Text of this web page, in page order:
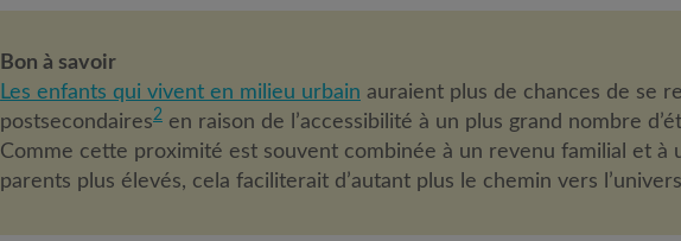
Bon à savoir
Les enfants qui vivent en milieu urbain auraient plus de chances de se
postsecondaires2 en raison de l’accessibilité à un plus grand nombre
Comme cette proximité est souvent combinée à un revenu familial et à
parents plus élevés, cela faciliterait d’autant plus le chemin vers